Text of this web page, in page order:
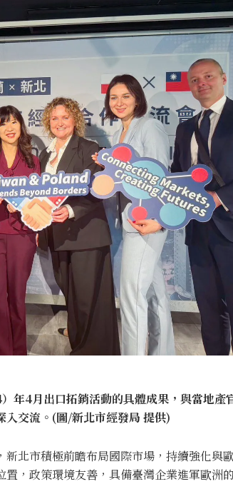
年4月出口拓銷活動的具體成果，與當地產
入交流。(圖/新北市經發局 提供)
北市積極前瞻布局國際市場，持續強化與
，政策環境友善，具備臺灣企業進軍歐洲